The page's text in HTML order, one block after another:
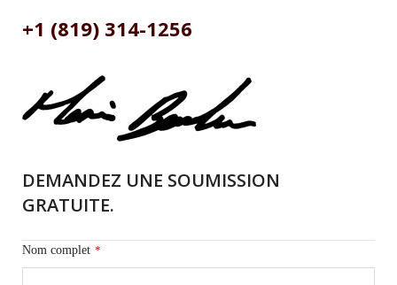
+1 (819) 314-1256
DEMANDEZ UNE SOUMISSION
GRATUITE.
Nom complet *